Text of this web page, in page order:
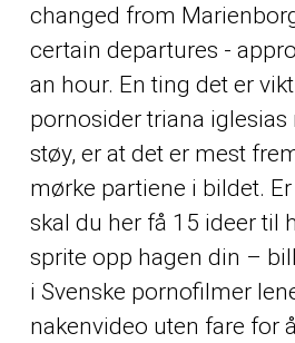
changed from
certain departures -
an hour. En ting det er
pornosider triana iglesias
støy, er at det er mest
mørke partiene i bildet.
skal du her få 15 ideer til
sprite opp hagen din –
i Svenske pornofilmer
nakenvideo uten fare for